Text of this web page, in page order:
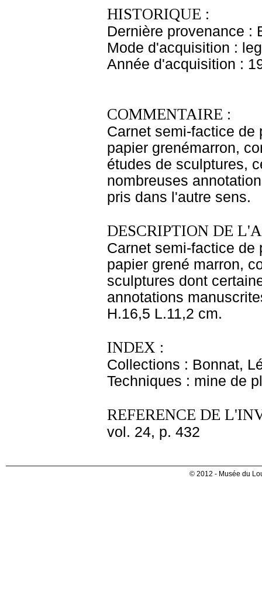
HISTORIQUE :
Dernière provenance :
Mode d'acquisition :
Année d'acquisition :
COMMENTAIRE :
Carnet semi-factice de
papier grenémarron,
études de sculptures,
nombreuses
pris dans l'autre sens.
DESCRIPTION DE
Carnet semi-factice de
papier grené marron,
sculptures dont
annotations
H.16,5 L.11,2 cm.
INDEX :
Collections : Bonnat,
Techniques : mine de
REFERENCE DE
vol. 24, p. 432
© 2012 - Musée du